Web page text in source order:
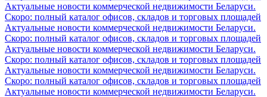
Актуальные новости коммерческой недвижимости Беларуси.
Скоро: полный каталог офисов, складов и торговых площадей
Актуальные новости коммерческой недвижимости Беларуси.
Скоро: полный каталог офисов, складов и торговых площадей
Актуальные новости коммерческой недвижимости Беларуси.
Скоро: полный каталог офисов, складов и торговых площадей
Актуальные новости коммерческой недвижимости Беларуси.
Скоро: полный каталог офисов, складов и торговых площадей
Актуальные новости коммерческой недвижимости Беларуси.